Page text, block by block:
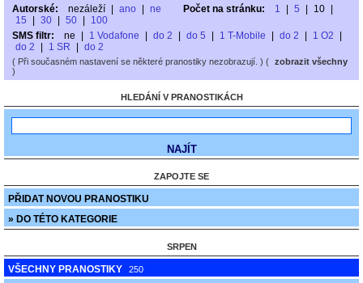
Autorské:
nezáleží ano ne Počet na stránku: 1 5 10
15
30 50
100
SMS filtr:
ne 1 Vodafone do 2 do 5 1 T-Mobile do 2 1 O2
do 2
1 SR do 2
( Při současném nastavení se některé pranostiky nezobrazují. ) ( zobrazit všechny
)
HLEDÁNÍ V PRANOSTIKÁCH
ZAPOJTE SE
PŘIDAT NOVOU PRANOSTIKU
» DO TÉTO KATEGORIE
SRPEN
VŠECHNY PRANOSTIKY 250